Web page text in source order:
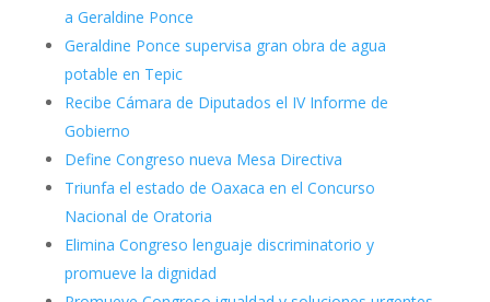
a Geraldine Ponce
Geraldine Ponce supervisa gran obra de agua
potable en Tepic
Recibe Cámara de Diputados el IV Informe de
Gobierno
Define Congreso nueva Mesa Directiva
Triunfa el estado de Oaxaca en el Concurso
Nacional de Oratoria
Elimina Congreso lenguaje discriminatorio y
promueve la dignidad